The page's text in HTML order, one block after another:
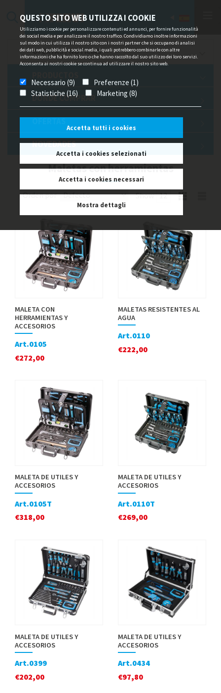
QUESTO SITO WEB UTILIZZA I COOKIE
Utilizziamo i cookie per personalizzare contenuti ed annunci, per fornire funzionalità
dei social media e per analizzare il nostro traffico. Condividiamo inoltre informazioni
sul modo in cui utilizza il nostro sito con i nostri partner che si occupano di analisi
dei dati web, pubblicità e social media, i quali potrebbero combinarle con altre
informazioni che ha fornito loro o che hanno raccolto dal suo utilizzo dei loro servizi.
Acconsenta ai nostri cookie se continua ad utilizzare il nostro sito web.
Necessario (9)
Preferenze (1)
Statistiche (16)
Marketing (8)
Accetta tutti i cookies
Accetta i cookies selezionati
Accetta i cookies necessari
Mostra dettagli
OFERTAS / NOTICIAS
DÓNDE COMPRAR
OFERTAS
NOVEDADES
Maletas con herramientas
Show
Orden por
MALETA CON
HERRAMIENTAS Y
ACCESORIOS
Art.0105
€272,00
MALETAS RESISTENTES AL
AGUA
Art.0110
€222,00
MALETA DE UTILES Y
ACCESORIOS
Art.0105T
€318,00
MALETA DE UTILES Y
ACCESORIOS
Art.0110T
€269,00
MALETA DE UTILES Y
ACCESORIOS
Art.0399
€202,00
MALETA DE UTILES Y
ACCESORIOS
Art.0434
€97,80